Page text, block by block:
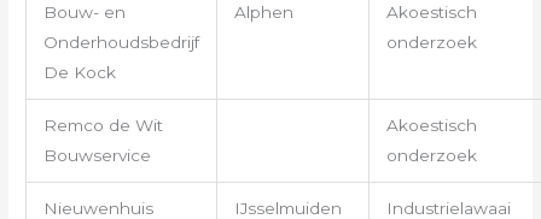
Bouw- en
Onderhoudsbedrijf
De Kock
Alphen
Akoestisch
onderzoek
Remco de Wit
Bouwservice
Akoestisch
onderzoek
Nieuwenhuis
IJsselmuiden Industrielawaai